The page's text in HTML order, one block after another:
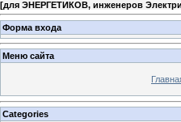
[для ЭНЕРГЕТИКОВ, инженеров
Форма входа
Меню сайта
Categories